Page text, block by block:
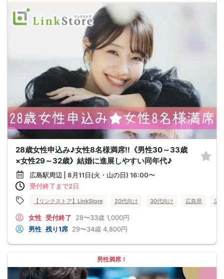
28歳女性申込み♪女性8名様満席!!《男性30～33歳
×女性29～32歳》結婚に進展しやすい同年代♪
広島駅周辺 | 8月11日(火・山の日) 16:00〜
受付終了まで2日
【リンクストア】LinkStore 20代向け 30代向け 広島県 広
女性 受付終了 28〜33歳 1,000円
男性 残り1席 29〜34歳 4,800円
男性満席！